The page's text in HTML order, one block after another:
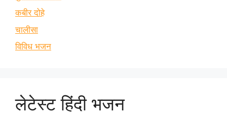
कबीर दोहे
चालीसा
विविध भजन
लेटेस्ट हिंदी भजन